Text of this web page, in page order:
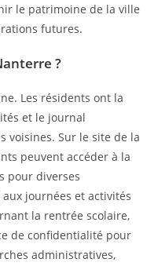
le patrimoine de la ville
futures.
?
Les résidents ont la
et le journal
voisines. Sur le site de la
peuvent accéder à la
pour diverses
aux journées et activités
la rentrée scolaire,
de confidentialité pour
administratives,